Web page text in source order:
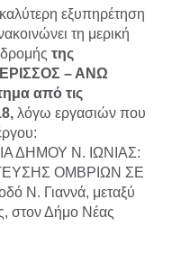
εξυπηρέτηση
τη μερική
της
– ΑΝΩ
από τις
λόγω εργασιών που
ΔΗΜΟΥ Ν. ΙΩΝΙΑΣ:
ΟΜΒΡΙΩΝ ΣΕ
Ν. Γιαννά, μεταξύ
στον Δήμο Νέας